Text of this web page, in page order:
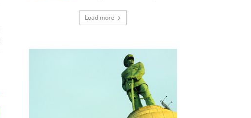
Load more